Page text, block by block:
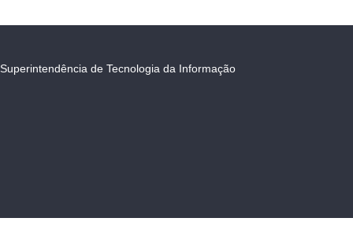
Superintendência de Tecnologia da Informação